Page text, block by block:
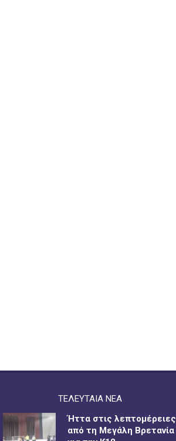
ΤΕΛΕΥΤΑΙΑ ΝΕΑ
Ήττα στις λεπτομέρειες
από τη Μεγάλη Βρετανία